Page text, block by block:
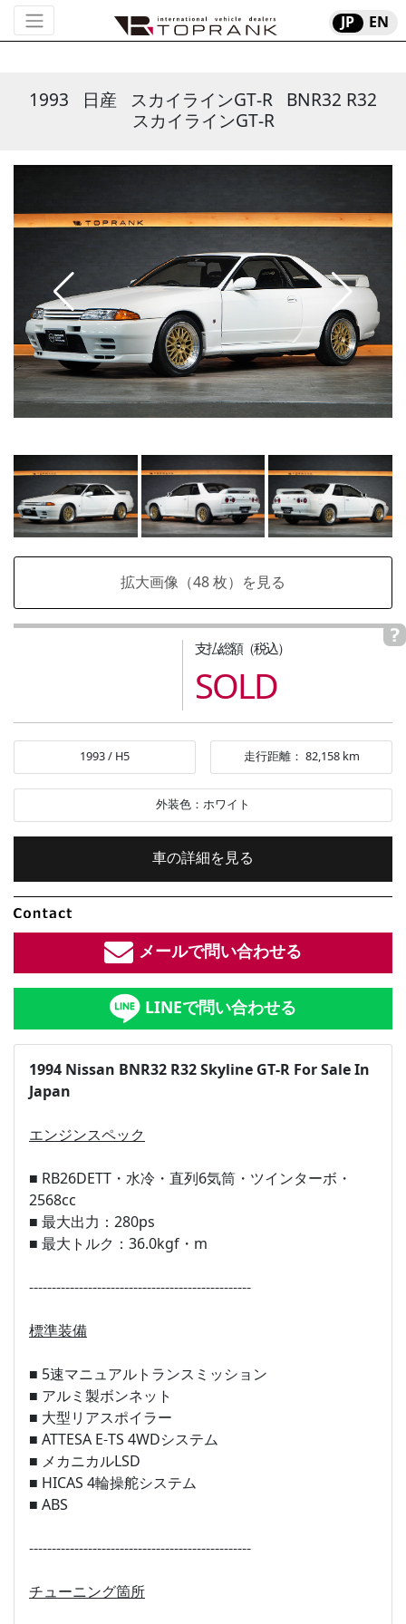
JP EN
1993 日産 スカイラインGT-R BNR32 R32
スカイラインGT-R
拡大画像（48枚）を見る
支払総額（税込）
SOLD
1993/ H5 走行距離： 82,158km
外装色： ホワイト
車の詳細を見る
車検： 2年付
修復歴：なし
メールで問い合わせる
LINEで問い合わせる
1994 Nissan BNR32 R32 Skyline GT-R For Sale In
Japan
エンジンスペック
■ RB26DETT・水冷・直列6気筒・ツインターボ・
2568cc
■ 最大出力：280ps
■ 最大トルク：36.0kgf・m
-------------------------------------------------
標準装備
■ 5速マニュアルトランスミッション
■ アルミ製ボンネット
■ 大型リアスポイラー
■ ATTESA E-TS 4WDシステム
■ メカニカルLSD
■ HICAS 4輪操舵システム
■ ABS
-------------------------------------------------
チューニング箇所